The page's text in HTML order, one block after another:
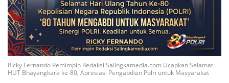
Ricky Fernando Pemimpin Redaksi Salingkamedia.com Ucapkan Selamat
HUT Bhayangkara ke-80, Apresiasi Pengabdian Polri untuk Masyarakat